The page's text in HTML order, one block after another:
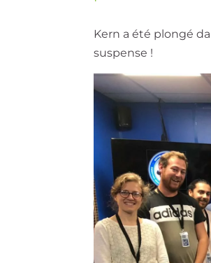
Kern a été plongé
suspense !